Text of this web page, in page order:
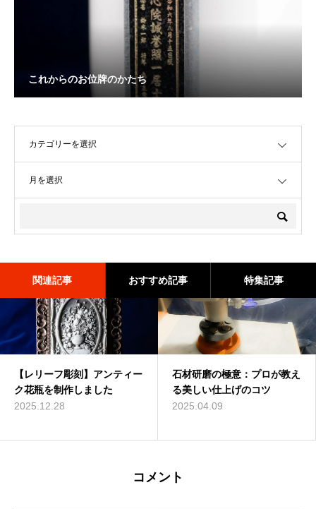
これからのお位牌のかたち
関連記事 おすすめ記事 特集記事
【レリーフ彫刻】アンティー
ク花瓶を制作しました
2025.12.28
石材研磨の極意：プロが教え
る美しい仕上げのコツ
2025.04.09
名作彫刻を勝手にリメイクし
てみた【Blender】
2023.05.13
大理石カメオ
2023.03.13
大理石彫刻
2023.02.18
石に彫刻をする
2023.02.20
コメント